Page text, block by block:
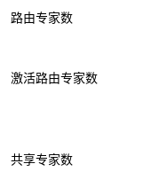
路由专家数
激活路由专家数
共享专家数